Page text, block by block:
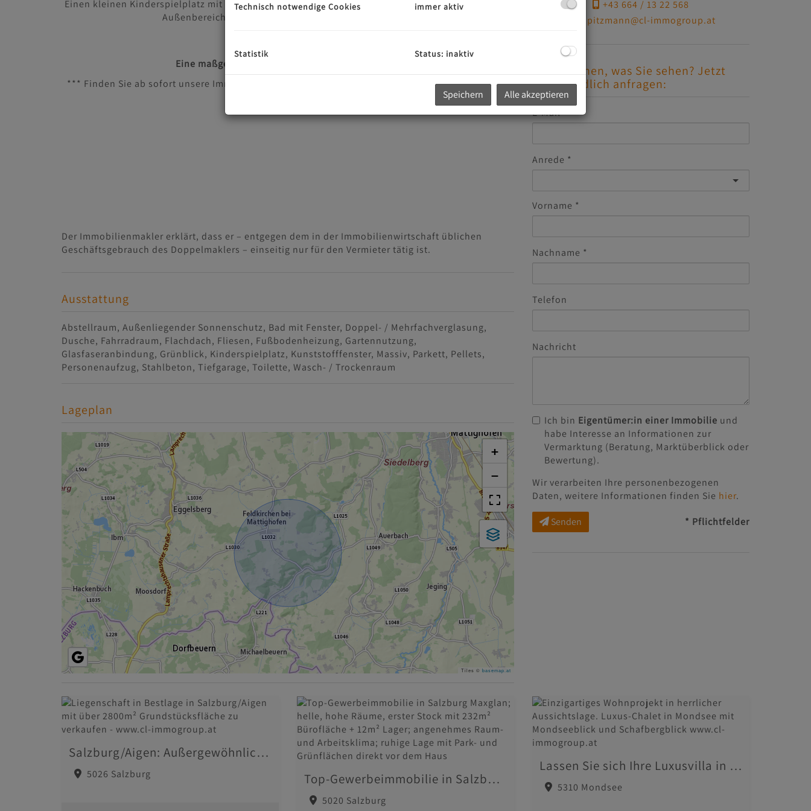
Einen kleinen Kinderspielplatz mit Spielwiese und eine einfach bepflanzte Rasenfläche gibt es im
Außenbereich, diese kann gemeinsam genutzt werden.
Eine maßgeschneiderte Einbauküche vorhanden.
*** Finden Sie ab sofort unsere Immobilien auch auf der Maklerplattform
www.alleimmobilien.at
Der Immobilienmakler erklärt, dass er – entgegen dem in der Immobilienwirtschaft üblichen
Geschäftsgebrauch des Doppelmaklers – einseitig nur für den Vermieter tätig ist.
Ausstattung
Abstellraum Außenliegender Sonnenschutz Bad mit Fenster Doppel- / Mehrfachverglasung
Dusche Fahrradraum Flachdach Fliesen Fußbodenheizung Gartennutzung
Glasfaseranbindung Grünblick Kinderspielplatz Kunststofffenster Massiv Parkett Pellets
Personenaufzug Stahlbeton Tiefgarage Toilette Wasch- / Trockenraum
Lageplan
+
−
Tiles © basemap.at
+43 664 / 13 22 568
k.pitzmann@cl-immogroup.at
Gefällt Ihnen, was Sie sehen? Jetzt
unverbindlich anfragen:
E-Mail
Anrede
Vorname
Nachname
Telefon
Nachricht
Ich bin Eigentümer:in einer Immobilie und
habe Interesse an Informationen zur
Vermarktung (Beratung, Marktüberblick oder
Bewertung).
Wir verarbeiten Ihre personenbezogenen
Daten, weitere Informationen finden Sie hier.
Senden * Pflichtfelder
Salzburg/Aigen: Außergewöhnliche Liegenschaft mit Altbestand
5026 Salzburg Top-Gewerbeimmobilie in Salzburg Maxglan; helle, hohe Räume, erster Stock mit 232m² Bürofläche + 12m² Lager; angenehmes Raum- und Arbeitsklima; ruhige Lage mit Park- und Grünflächen direkt vor dem Haus
5020 Salzburg
Lassen Sie sich Ihre Luxusvilla in Mondsee errichten...
5310 Mondsee
Technisch notwendige Cookies immer aktiv
Statistik Status: inaktiv
Speichern Alle akzeptieren